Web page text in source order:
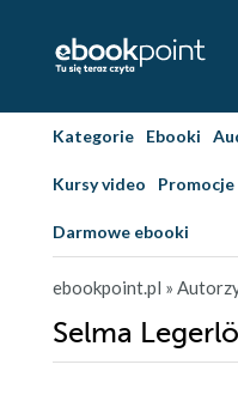
Kategorie Ebooki
Kursy video Promocje
Darmowe ebooki
ebookpoint.pl »
Selma